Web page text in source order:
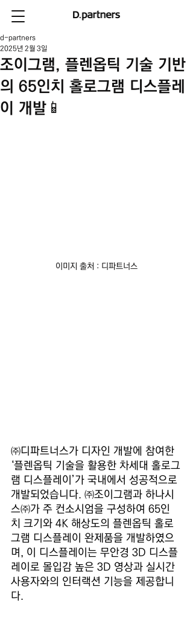
조이그램, 플렌옵틱 기술 기반
의 65인치 홀로그램 디스플레
이 개발📱
d-partners
2025년 2월 3일
이미지 출처 : 디파트너스
㈜디파트너스가 디자인 개발에 참여한
‘플렌옵틱 기술을 활용한 차세대 홀로그
램 디스플레이’가 국내에서 성공적으로
개발되었습니다. ㈜조이그램과 하나시
스㈜가 주 컨소시엄을 구성하여 65인
치 크기와 4K 해상도의 플렌옵틱 홀로
그램 디스플레이 완제품을 개발하였으
며, 이 디스플레이는 무안경 3D 디스플
레이로 몰입감 높은 3D 영상과 실시간
사용자와의 인터랙션 기능을 제공합니
다.